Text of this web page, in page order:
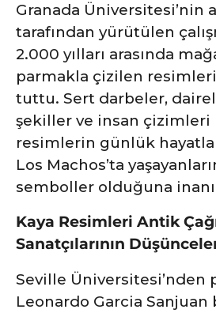
Granada Üniversitesi’nin
tarafından yürütülen
2.000 yılları arasında
parmakla çizilen
tuttu. Sert darbeler,
şekiller ve insan çizimleri
resimlerin günlük
Los Machos’ta
semboller olduğuna
Kaya Resimleri Antik
Sanatçılarının
Seville Üniversitesi’nden
Leonardo Garcia